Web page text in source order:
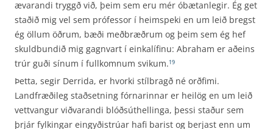
ævarandi tryggð við, þeim sem eru mér óbætanlegir. Ég get
staðið mig vel sem prófessor í heimspeki en um leið bregst
ég öllum öðrum, bæði meðbræðrum og þeim sem ég hef
skuldbundið mig gagnvart í einkalífinu: Abraham er aðeins
trúr guði sínum í fullkomnum svikum.19
Þetta, segir Derrida, er hvorki stílbragð né orðfimi.
Landfræðileg staðsetning fórnarinnar er heilög en um leið
vettvangur viðvarandi blóðsúthellinga, þessi staður sem
þrjár fylkingar eingyðistrúar hafi barist og berjast enn um